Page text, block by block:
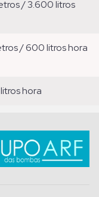
/ 600 litros hora
litros hora